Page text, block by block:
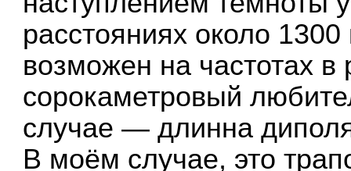
расстояниях около
возможен на частотах
сорокаметровый
случае — длинна
В моём случае, это